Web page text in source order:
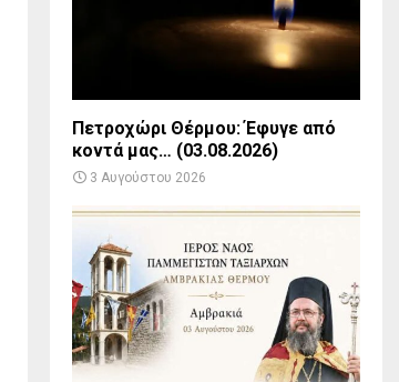
Πετροχώρι Θέρμου: Έφυγε από
κοντά μας… (03.08.2026)
3 Αυγούστου 2026